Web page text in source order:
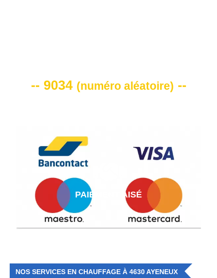
-- 9034 (numéro aléatoire) --
PAIEMENT AISÉ
NOS SERVICES EN CHAUFFAGE À 4630 AYENEUX